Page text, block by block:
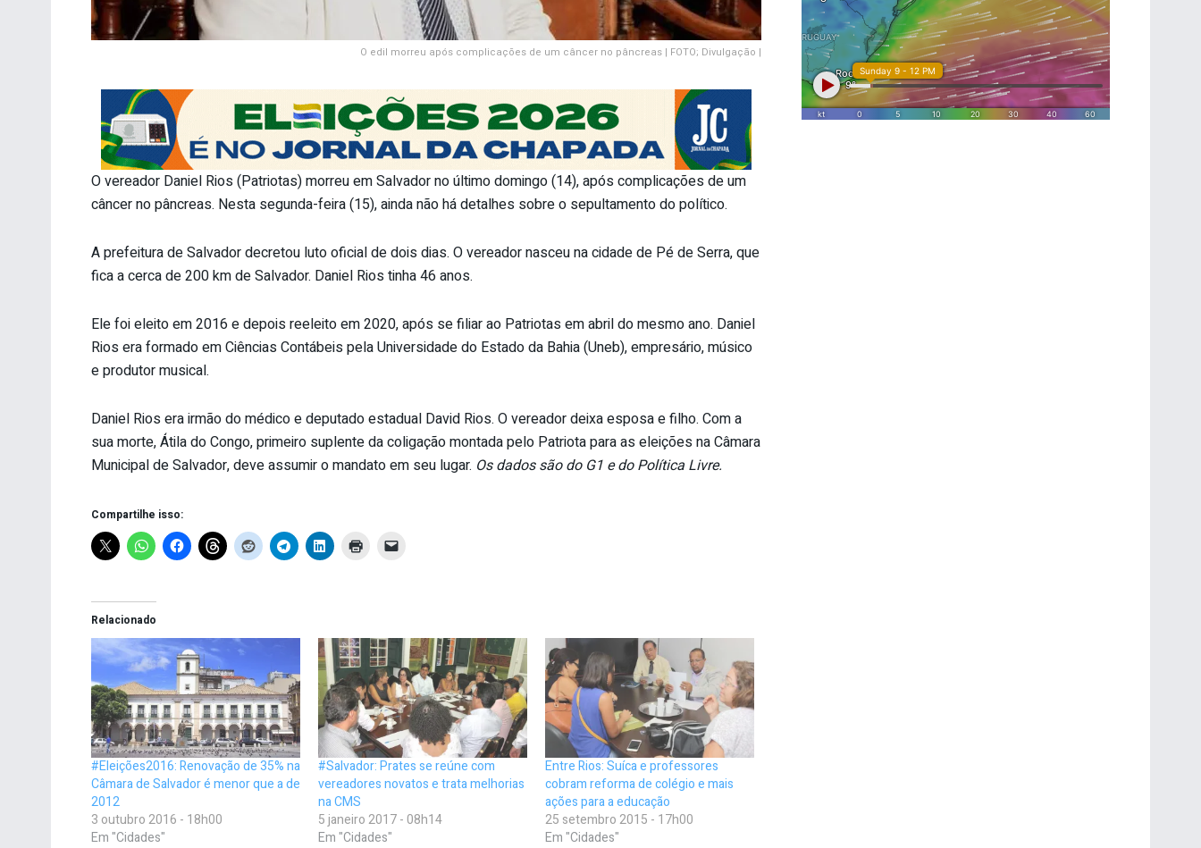
O edil morreu após complicações de um câncer no pâncreas | FOTO; Divulgação |
O vereador Daniel Rios (Patriotas) morreu em Salvador no último domingo (14), após complicações de um
câncer no pâncreas. Nesta segunda-feira (15), ainda não há detalhes sobre o sepultamento do político.
A prefeitura de Salvador decretou luto oficial de dois dias. O vereador nasceu na cidade de Pé de Serra, que
fica a cerca de 200 km de Salvador. Daniel Rios tinha 46 anos.
Ele foi eleito em 2016 e depois reeleito em 2020, após se filiar ao Patriotas em abril do mesmo ano. Daniel
Rios era formado em Ciências Contábeis pela Universidade do Estado da Bahia (Uneb), empresário, músico
e produtor musical.
Daniel Rios era irmão do médico e deputado estadual David Rios. O vereador deixa esposa e filho. Com a
sua morte, Átila do Congo, primeiro suplente da coligação montada pelo Patriota para as eleições na Câmara
Municipal de Salvador, deve assumir o mandato em seu lugar. Os dados são do G1 e do Política Livre.
Compartilhe isso:
Relacionado
#Eleições2016: Renovação de 35% na
Câmara de Salvador é menor que a de
2012
3 outubro 2016 - 18h00
Em "Cidades"
#Salvador: Prates se reúne com
vereadores novatos e trata melhorias
na CMS
5 janeiro 2017 - 08h14
Em "Cidades"
Entre Rios: Suíca e professores
cobram reforma de colégio e mais
ações para a educação
25 setembro 2015 - 17h00
Em "Cidades"